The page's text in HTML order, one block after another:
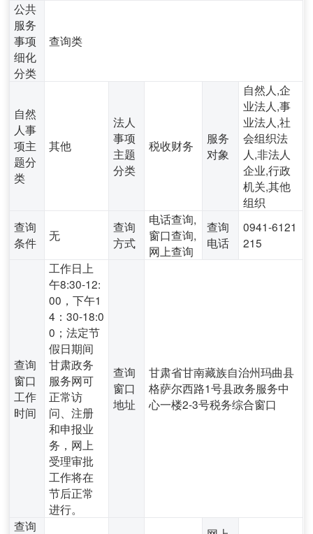
公共
服务
事项
细化
分类
查询类
自然
人事
项主
题分
类
其他
法人
事项
主题
分类
税收财务
服务
对象
自然人,企
业法人,事
业法人,社
会组织法
人,非法人
企业,行政
机关,其他
组织
查询
条件
无
查询
方式
电话查询,
窗口查询,
网上查询
查询
电话
0941-6121
215
查询
窗口
工作
时间
工作日上
午8:30-12:
00，下午1
4：30-18:0
0；法定节
假日期间
甘肃政务
服务网可
正常访
问、注册
和申报业
务，网上
受理审批
工作将在
节后正常
进行。
查询
窗口
地址
甘肃省甘南藏族自治州玛曲县
格萨尔西路1号县政务服务中
心一楼2-3号税务综合窗口
查询